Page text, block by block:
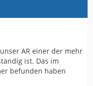
AR einer der mehr
ist. Das im
befunden haben